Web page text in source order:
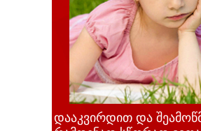
დააკვირდით და